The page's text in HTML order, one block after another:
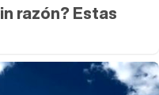
razón? Estas